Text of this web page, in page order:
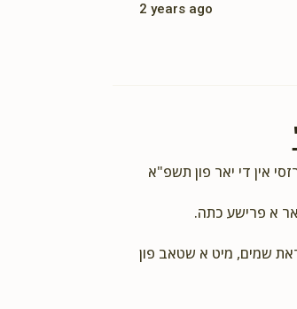
2 years ago
אין די יאר פון תשפ"א
א פרישע כתה.
שמים, מיט א שטאב פון